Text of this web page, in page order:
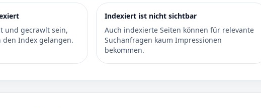
und gecrawlt sein,
Index gelangen.
Indexiert ist nicht sichtbar
Auch indexierte Seiten können für relevante
Suchanfragen kaum Impressionen
bekommen.